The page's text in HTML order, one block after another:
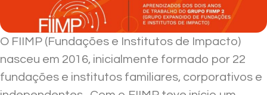
O FIIMP (Fundações e Institutos de Impacto)
nasceu em 2016, inicialmente formado por 22
fundações e institutos familiares, corporativos e